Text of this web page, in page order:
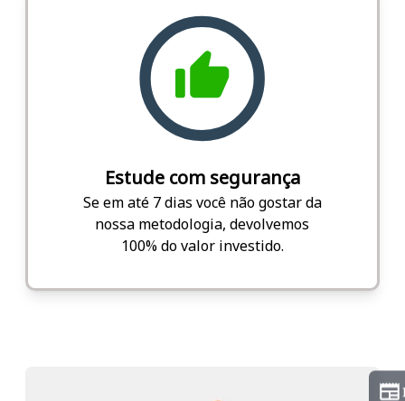
Estude com segurança
Se em até 7 dias você não gostar da
nossa metodologia, devolvemos
100% do valor investido.